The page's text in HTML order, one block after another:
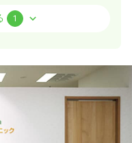
業務未経験可
月給29万円以上可
1